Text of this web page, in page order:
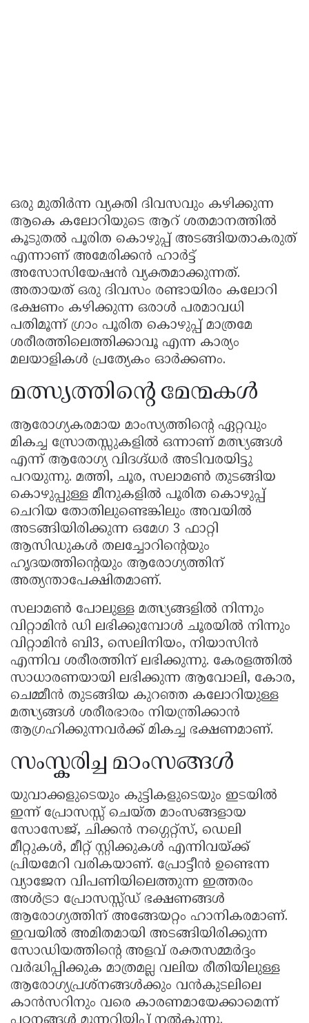
ഒരു മുതിർന്ന വ്യക്തി ദിവസവും കഴിക്കുന്ന
ആകെ കലോറിയുടെ ആറ് ശതമാനത്തിൽ
കൂടുതൽ പൂരിത കൊഴുപ്പ് അടങ്ങിയതാകരുത്
എന്നാണ് അമേരിക്കൻ ഹാർട്ട്
അസോസിയേഷൻ വ്യക്തമാക്കുന്നത്.
അതായത് ഒരു ദിവസം രണ്ടായിരം കലോറി
ഭക്ഷണം കഴിക്കുന്ന ഒരാൾ പരമാവധി
പതിമൂന്ന് ഗ്രാം പൂരിത കൊഴുപ്പ് മാത്രമേ
ശരീരത്തിലെത്തിക്കാവൂ എന്ന കാര്യം
മലയാളികൾ പ്രത്യേകം ഓർക്കണം.
മത്സ്യത്തിന്റെ മേന്മകൾ
ആരോഗ്യകരമായ മാംസ്യത്തിന്റെ ഏറ്റവും
മികച്ച സ്രോതസ്സുകളിൽ ഒന്നാണ് മത്സ്യങ്ങൾ
എന്ന് ആരോഗ്യ വിദഗ്ദ്ധർ അടിവരയിട്ടു
പറയുന്നു. മത്തി, ചൂര, സലാമൺ തുടങ്ങിയ
കൊഴുപ്പുള്ള മീനുകളിൽ പൂരിത കൊഴുപ്പ്
ചെറിയ തോതിലുണ്ടെങ്കിലും അവയിൽ
അടങ്ങിയിരിക്കുന്ന ഒമേഗ 3 ഫാറ്റി
ആസിഡുകൾ തലച്ചോറിന്റെയും
ഹൃദയത്തിന്റെയും ആരോഗ്യത്തിന്
അത്യന്താപേക്ഷിതമാണ്.
സലാമൺ പോലുള്ള മത്സ്യങ്ങളിൽ നിന്നും
വിറ്റാമിൻ ഡി ലഭിക്കുമ്പോൾ ചൂരയിൽ നിന്നും
വിറ്റാമിൻ ബി3, സെലിനിയം, നിയാസിൻ
എന്നിവ ശരീരത്തിന് ലഭിക്കുന്നു. കേരളത്തിൽ
സാധാരണയായി ലഭിക്കുന്ന ആവോലി, കോര,
ചെമ്മീൻ തുടങ്ങിയ കുറഞ്ഞ കലോറിയുള്ള
മത്സ്യങ്ങൾ ശരീരഭാരം നിയന്ത്രിക്കാൻ
ആഗ്രഹിക്കുന്നവർക്ക് മികച്ച ഭക്ഷണമാണ്.
സംസ്കരിച്ച മാംസങ്ങൾ
യുവാക്കളുടെയും കുട്ടികളുടെയും ഇടയിൽ
ഇന്ന് പ്രോസസ്സ് ചെയ്ത മാംസങ്ങളായ
സോസേജ്, ചിക്കൻ നഗ്ഗെറ്റ്സ്, ഡെലി
മീറ്റുകൾ, മീറ്റ് സ്റ്റിക്കുകൾ എന്നിവയ്ക്ക്
പ്രിയമേറി വരികയാണ്. പ്രോട്ടീൻ ഉണ്ടെന്ന
വ്യാജേന വിപണിയിലെത്തുന്ന ഇത്തരം
അൾട്രാ പ്രോസസ്സ്ഡ് ഭക്ഷണങ്ങൾ
ആരോഗ്യത്തിന് അങ്ങേയറ്റം ഹാനികരമാണ്.
ഇവയിൽ അമിതമായി അടങ്ങിയിരിക്കുന്ന
സോഡിയത്തിന്റെ അളവ് രക്തസമ്മർദ്ദം
വർദ്ധിപ്പിക്കുക മാത്രമല്ല വലിയ രീതിയിലുള്ള
ആരോഗ്യപ്രശ്നങ്ങൾക്കും വൻകുടലിലെ
കാൻസറിനും വരെ കാരണമായേക്കാമെന്ന്